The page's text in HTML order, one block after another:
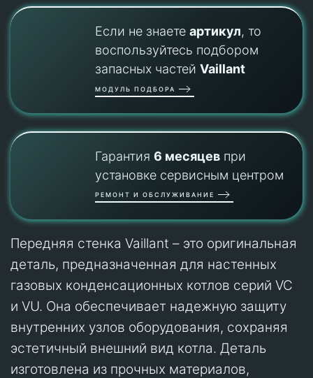
Если не знаете артикул, то
воспользуйтесь подбором
запасных частей Vaillant
МОДУЛЬ ПОДБОРА
Гарантия 6 месяцевпри
установке сервисным центром
РЕМОНТ И ОБСЛУЖИВАНИЕ
Передняя стенка Vaillant – это оригинальная
деталь, предназначенная для настенных
газовых конденсационных котлов серий VC
и VU. Она обеспечивает надежную защиту
внутренних узлов оборудования, сохраняя
эстетичный внешний вид котла. Деталь
изготовлена из прочных материалов,